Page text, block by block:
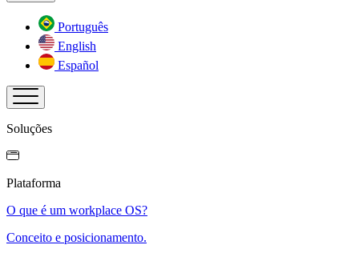
Português
English
Español
Soluções
Plataforma
O que é um workplace OS?
Conceito e posicionamento.